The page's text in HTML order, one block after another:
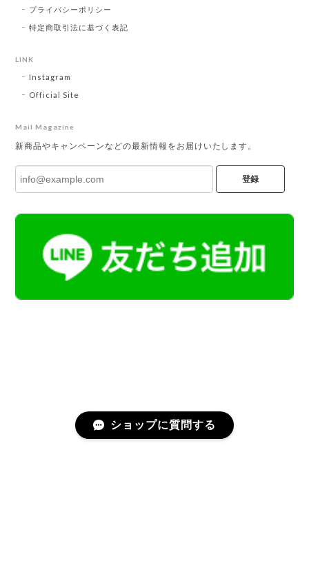
プライバシーポリシー
特定商取引法に基づく表記
LINK
Instagram
Official Site
Mail Magazine
新商品やキャンペーンなどの最新情報をお届けいたします。
登録
ショップに質問する